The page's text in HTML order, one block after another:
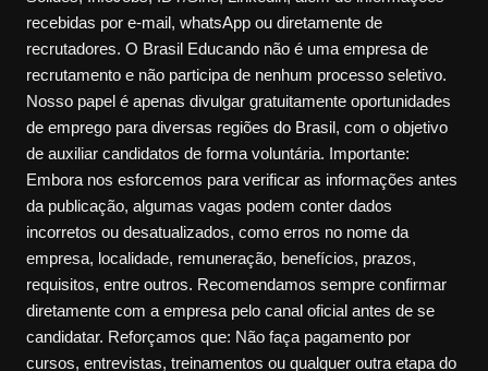
recebidas por e-mail, whatsApp ou diretamente de
recrutadores. O Brasil Educando não é uma empresa de
recrutamento e não participa de nenhum processo seletivo.
Nosso papel é apenas divulgar gratuitamente oportunidades
de emprego para diversas regiões do Brasil, com o objetivo
de auxiliar candidatos de forma voluntária. Importante:
Embora nos esforcemos para verificar as informações antes
da publicação, algumas vagas podem conter dados
incorretos ou desatualizados, como erros no nome da
empresa, localidade, remuneração, benefícios, prazos,
requisitos, entre outros. Recomendamos sempre confirmar
diretamente com a empresa pelo canal oficial antes de se
candidatar. Reforçamos que: Não faça pagamento por
cursos, entrevistas, treinamentos ou qualquer outra etapa do